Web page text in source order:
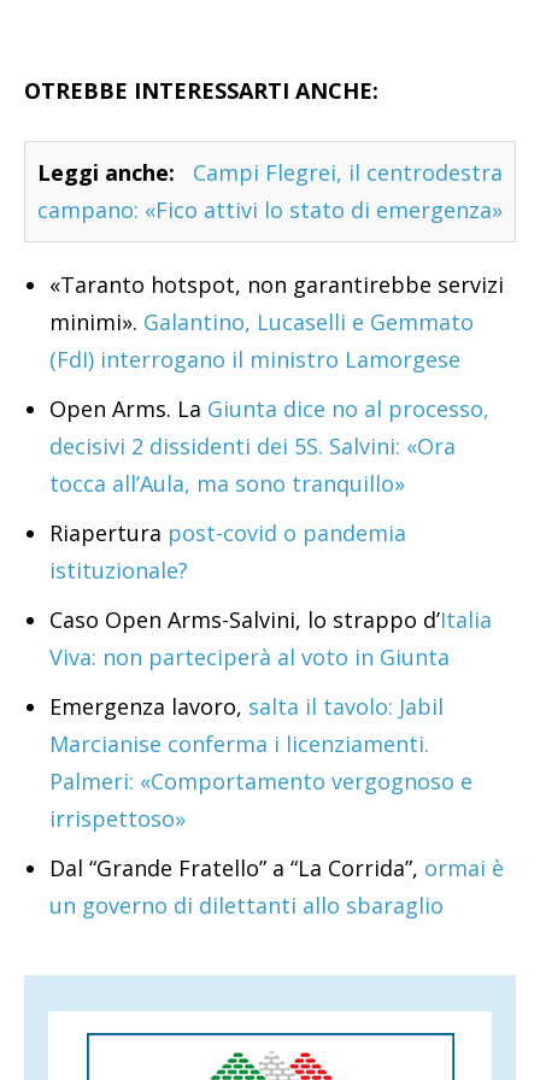
OTREBBE INTERESSARTI ANCHE:
Leggi anche:
Campi Flegrei, il centrodestra
campano: «Fico attivi lo stato di emergenza»
«Taranto hotspot, non garantirebbe servizi
minimi». Galantino, Lucaselli e Gemmato
(FdI) interrogano il ministro Lamorgese
Open Arms. La Giunta dice no al processo,
decisivi 2 dissidenti dei 5S. Salvini: «Ora
tocca all’Aula, ma sono tranquillo»
Riapertura post-covid o pandemia
istituzionale?
Caso Open Arms-Salvini, lo strappo d’Italia
Viva: non parteciperà al voto in Giunta
Emergenza lavoro, salta il tavolo: Jabil
Marcianise conferma i licenziamenti.
Palmeri: «Comportamento vergognoso e
irrispettoso»
Dal “Grande Fratello” a “La Corrida”, ormai è
un governo di dilettanti allo sbaraglio